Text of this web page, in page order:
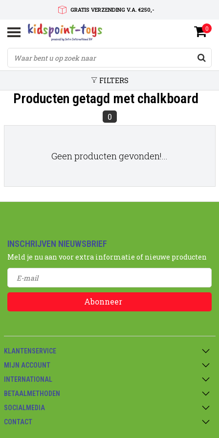
GRATIS VERZENDING V.A. €250,-
SNELLE LEVERTIJD
SERVICE OP MAAT
0
FILTERS
Producten getagd met chalkboard
0
Geen producten gevonden!...
INSCHRIJVEN NIEUWSBRIEF
Meld je nu aan voor extra informatie of nieuwe producten
Abonneer
KLANTENSERVICE
MIJN ACCOUNT
INTERNATIONAL
BETAALMETHODEN
SOCIALMEDIA
CONTACT